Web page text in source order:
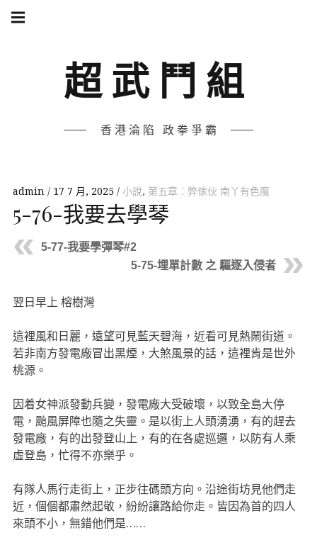
Skip
超武鬥組
香港淪陷 政拳爭霸
navigation
admin 17 7 月, 2025 小說, 第五章：弊傢伙 南丫有色魔
5-76-我要去學琴
5-77-我要學彈琴#2
5-75-埋單計數 之 驅逐入侵者
翌日早上 榕樹灣
這裡風和日麗，遠望可見藍天碧海，近看可見熱鬧街道。
若非南方發電廠冒出黑煙，大煞風景的話，這裡肯是世外
桃源。
因着女神派發動兵變，發電廠大受破壞，以致全島大停
電，颱風屏障也隨之失靈。是以街上人頭湧湧，有的趕去
發電廠，有的出發登山上，有的在各處巡邏，以防有人乘
虛登島，忙得不亦樂乎。
有隊人馬行走街上，正步往碼頭方向。沿途街坊見他們走
近，個個都肅然起敬，紛紛讓路給你走。皆因為首的四人
來頭不小，無錯他們是……